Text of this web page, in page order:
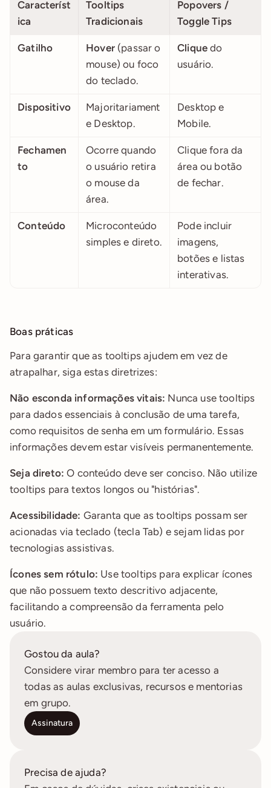
Característ
ica
Tooltips
Tradicionais
Popovers /
Toggle Tips
Gatilho Hover (passar o
mouse) ou foco
do teclado.
Clique do
usuário.
Dispositivo
Majoritariament
e Desktop.
Desktop e
Mobile.
Fechamen
to
Ocorre quando
o usuário retira
o mouse da
área.
Clique fora da
área ou botão
de fechar.
Conteúdo
Microconteúdo
simples e direto.
Pode incluir
imagens,
botões e listas
interativas.
Boas práticas
Para garantir que as tooltips ajudem em vez de
atrapalhar, siga estas diretrizes:
Não esconda informações vitais: Nunca use tooltips
para dados essenciais à conclusão de uma tarefa,
como requisitos de senha em um formulário. Essas
informações devem estar visíveis permanentemente.
Seja direto: O conteúdo deve ser conciso. Não utilize
tooltips para textos longos ou "histórias".
Acessibilidade: Garanta que as tooltips possam ser
acionadas via teclado (tecla Tab) e sejam lidas por
tecnologias assistivas.
Ícones sem rótulo: Use tooltips para explicar ícones
que não possuem texto descritivo adjacente,
facilitando a compreensão da ferramenta pelo
usuário.
Gostou da aula?
Considere virar membro para ter acesso a
todas as aulas exclusivas, recursos e mentorias
em grupo.
Assinatura
Precisa de ajuda?